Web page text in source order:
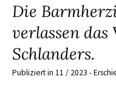
Die
verlassen
Schlanders.
Publiziert in 11 / 2023 -